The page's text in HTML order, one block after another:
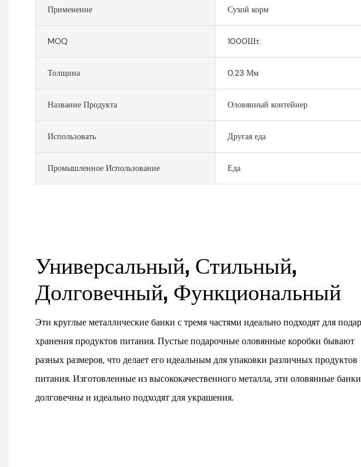
Применение Сухой корм
MOQ 1000Шт.
Толщина 0.23 Мм
Название Продукта Оловянный контейнер
Использовать Другая еда
Промышленное Использование Еда
Универсальный, Стильный,
Долговечный, Функциональный
Эти круглые металлические банки с тремя частями идеально подходят для
хранения продуктов питания. Пустые подарочные оловянные коробки бывают
разных размеров, что делает его идеальным для упаковки различных продуктов
питания. Изготовленные из высококачественного металла, эти оловянные банки
долговечны и идеально подходят для украшения.